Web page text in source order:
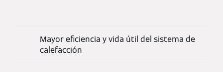
Mayor eficiencia y vida útil del sistema de
calefacción